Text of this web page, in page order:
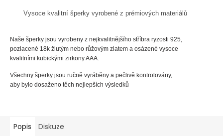
Vysoce kvalitní šperky vyrobené z prémiových materiálů
Naše šperky jsou vyrobeny z nejkvalitnějšího stříbra ryzosti 925,
pozlacené 18k žlutým nebo růžovým zlatem a osázené vysoce
kvalitními kubickými zirkony AAA.
Všechny šperky jsou ručně vyráběny a pečlivě kontrolovány,
aby bylo dosaženo těch nejlepších výsledků
Popis Diskuze